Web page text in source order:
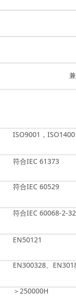
ISO9001，
符合IEC 61373
符合IEC 60529
EN50121
EN300328、
符合IEC 60068-2-32
＞250000H